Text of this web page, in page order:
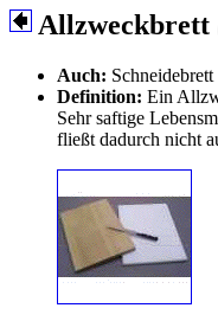
Allzweckbrett
Auch: Schneidebrett
Definition: Ein
Sehr saftige
fließt dadurch nicht